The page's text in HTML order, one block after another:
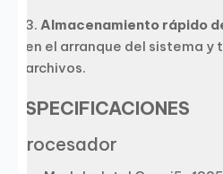
Almacenamiento rápido
en el arranque del sistema y
archivos.
ESPECIFICACIONES
Procesador